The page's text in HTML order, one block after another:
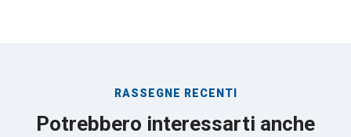
RASSEGNE RECENTI
Potrebbero interessarti anche